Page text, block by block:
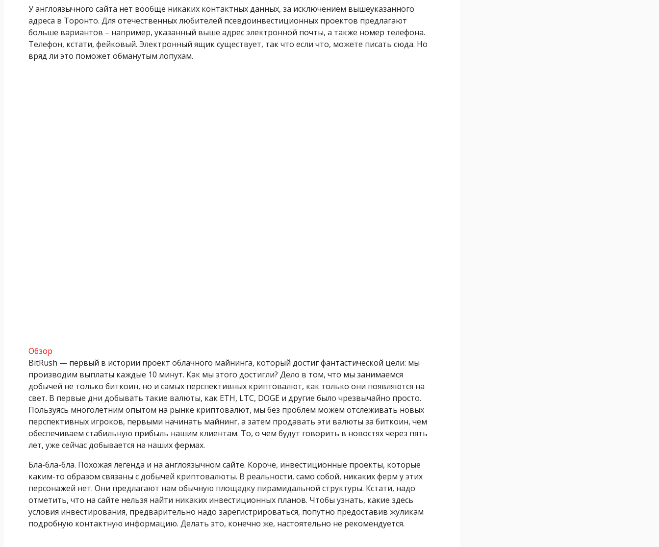
У англоязычного сайта нет вообще никаких контактных данных, за исключением вышеуказанного
адреса в Торонто. Для отечественных любителей псевдоинвестиционных проектов предлагают
больше вариантов – например, указанный выше адрес электронной почты, а также номер телефона.
Телефон, кстати, фейковый. Электронный ящик существует, так что если что, можете писать сюда. Но
вряд ли это поможет обманутым лопухам.
Обзор
BitRush — первый в истории проект облачного майнинга, который достиг фантастической цели: мы
производим выплаты каждые 10 минут. Как мы этого достигли? Дело в том, что мы занимаемся
добычей не только биткоин, но и самых перспективных криптовалют, как только они появляются на
свет. В первые дни добывать такие валюты, как ETH, LTC, DOGE и другие было чрезвычайно просто.
Пользуясь многолетним опытом на рынке криптовалют, мы без проблем можем отслеживать новых
перспективных игроков, первыми начинать майнинг, а затем продавать эти валюты за биткоин, чем
обеспечиваем стабильную прибыль нашим клиентам. То, о чем будут говорить в новостях через пять
лет, уже сейчас добывается на наших фермах.
Бла-бла-бла. Похожая легенда и на англоязычном сайте. Короче, инвестиционные проекты, которые
каким-то образом связаны с добычей криптовалюты. В реальности, само собой, никаких ферм у этих
персонажей нет. Они предлагают нам обычную площадку пирамидальной структуры. Кстати, надо
отметить, что на сайте нельзя найти никаких инвестиционных планов. Чтобы узнать, какие здесь
условия инвестирования, предварительно надо зарегистрироваться, попутно предоставив жуликам
подробную контактную информацию. Делать это, конечно же, настоятельно не рекомендуется.